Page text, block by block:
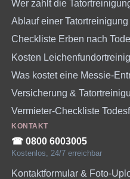
Wer zahlt die
Ablauf einer Tatortreinigung
Checkliste Erben nach
Kosten
Was kostet eine Messie-
Versicherung &
Vermieter-Checkliste
KONTAKT
☎︎ 0800 6003005
Kostenlos, 24/7 erreichbar
Kontaktformular & Foto-